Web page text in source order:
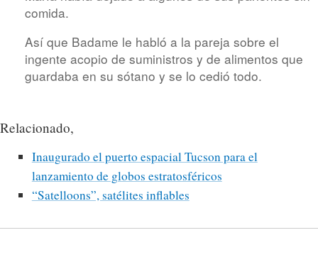
comida.
Así que Badame le habló a la pareja sobre el
ingente acopio de suministros y de alimentos que
guardaba en su sótano y se lo cedió todo.
Relacionado,
Inaugurado el puerto espacial Tucson para el
lanzamiento de globos estratosféricos
“Satelloons”, satélites inflables